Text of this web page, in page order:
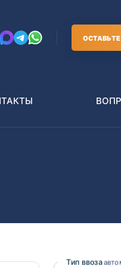
Тип ввоза